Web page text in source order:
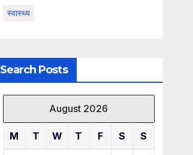
स्वास्थ्य
Search Posts
August 2026
M T W T F S S